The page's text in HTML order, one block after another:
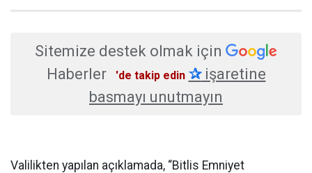
Sitemize destek olmak için
Haberler
'de takip edin ✰işaretine
basmayı unutmayın
Valilikten yapılan açıklamada, “Bitlis Emniyet